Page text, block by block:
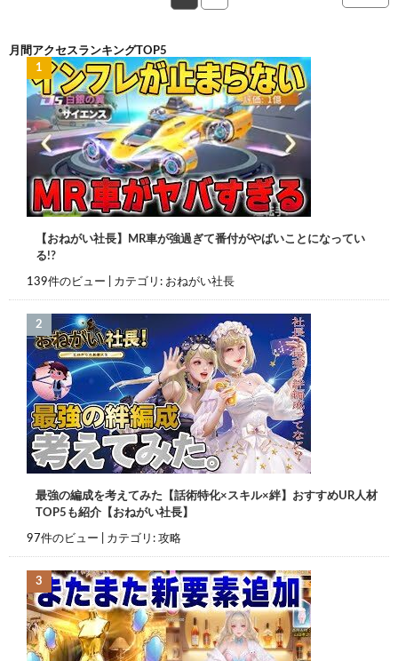
月間アクセスランキングTOP5
【おねがい社長】MR車が強過ぎて番付がやばいことになってい
る!?
139件のビュー カテゴリ: おねがい社長
最強の編成を考えてみた【話術特化×スキル×絆】おすすめUR人材
TOP5も紹介【おねがい社長】
97件のビュー カテゴリ: 攻略